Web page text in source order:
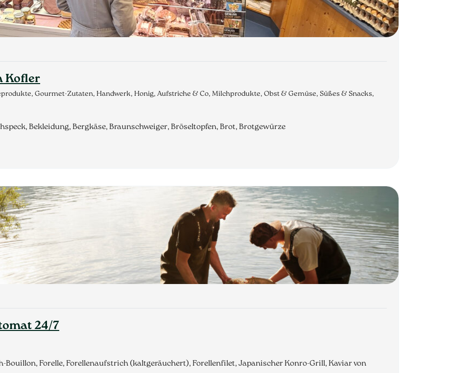
Kofler
Gourmet-Zutaten, Handwerk, Honig, Aufstriche & Co, Milchprodukte, Obst & Gemüse, Süßes & Snacks,
Bekleidung, Bergkäse, Braunschweiger, Bröseltopfen, Brot, Brotgewürze
24/7
Bouillon, Forelle, Forellenaufstrich (kaltgeräuchert), Forellenfilet, Japanischer Konro-Grill, Kaviar von